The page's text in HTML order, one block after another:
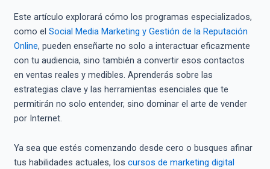
Este artículo explorará cómo los programas especializados,
como el Social Media Marketing y Gestión de la Reputación
Online, pueden enseñarte no solo a interactuar eficazmente
con tu audiencia, sino también a convertir esos contactos
en ventas reales y medibles. Aprenderás sobre las
estrategias clave y las herramientas esenciales que te
permitirán no solo entender, sino dominar el arte de vender
por Internet.
Ya sea que estés comenzando desde cero o busques afinar
tus habilidades actuales, los cursos de marketing digital